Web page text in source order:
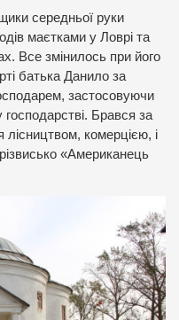
середньої руки
маєтками у Ловрі та
Все змінилось при його
батька Данило за
застосовуючи
господарстві. Брався за
комерцією, і
«Американець